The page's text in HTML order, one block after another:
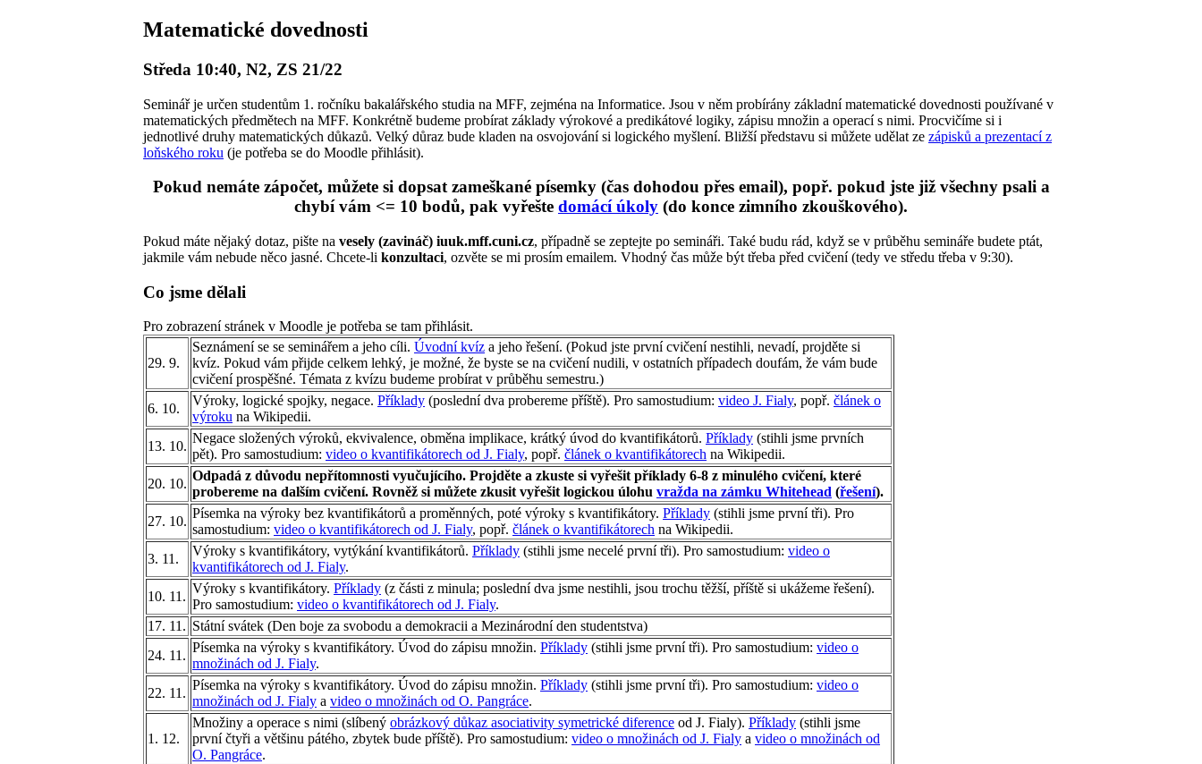
Matematické dovednosti
Středa 10:40, N2, ZS 21/22
Seminář je určen studentům 1. ročníku bakalářského studia na MFF, zejména na Informatice. Jsou v něm probírány základní matematické dovednosti používané v
matematických předmětech na MFF. Konkrétně budeme probírat základy výrokové a predikátové logiky, zápisu množin a operací s nimi. Procvičíme si i
jednotlivé druhy matematických důkazů. Velký důraz bude kladen na osvojování si logického myšlení. Bližší představu si můžete udělat ze zápisků a prezentací z
loňského roku (je potřeba se do Moodle přihlásit).
Pokud nemáte zápočet, můžete si dopsat zameškané písemky (čas dohodou přes email), popř. pokud jste již všechny psali a
chybí vám <= 10 bodů, pak vyřešte domácí úkoly (do konce zimního zkouškového).
Pokud máte nějaký dotaz, pište na vesely (zavináč) iuuk.mff.cuni.cz, případně se zeptejte po semináři. Také budu rád, když se v průběhu semináře budete ptát,
jakmile vám nebude něco jasné. Chcete-li konzultaci, ozvěte se mi prosím emailem. Vhodný čas může být třeba před cvičení (tedy ve středu třeba v 9:30).
Co jsme dělali
Pro zobrazení stránek v Moodle je potřeba se tam přihlásit.
29. 9.
Seznámení se se seminářem a jeho cíli. Úvodní kvíz a jeho řešení. (Pokud jste první cvičení nestihli, nevadí, projděte si
kvíz. Pokud vám přijde celkem lehký, je možné, že byste se na cvičení nudili, v ostatních případech doufám, že vám bude
cvičení prospěšné. Témata z kvízu budeme probírat v průběhu semestru.)
6. 10.
Výroky, logické spojky, negace. Příklady (poslední dva probereme příště). Pro samostudium: video J. Fialy, popř. článek o
výroku na Wikipedii.
13. 10.
Negace složených výroků, ekvivalence, obměna implikace, krátký úvod do kvantifikátorů. Příklady (stihli jsme prvních
pět). Pro samostudium: video o kvantifikátorech od J. Fialy, popř. článek o kvantifikátorech na Wikipedii.
20. 10.
Odpadá z důvodu nepřítomnosti vyučujícího. Projděte a zkuste si vyřešit příklady 6-8 z minulého cvičení, které
probereme na dalším cvičení. Rovněž si můžete zkusit vyřešit logickou úlohu vražda na zámku Whitehead (řešení).
27. 10.
Písemka na výroky bez kvantifikátorů a proměnných, poté výroky s kvantifikátory. Příklady (stihli jsme první tři). Pro
samostudium: video o kvantifikátorech od J. Fialy, popř. článek o kvantifikátorech na Wikipedii.
3. 11.
Výroky s kvantifikátory, vytýkání kvantifikátorů. Příklady (stihli jsme necelé první tři). Pro samostudium: video o
kvantifikátorech od J. Fialy.
10. 11.
Výroky s kvantifikátory. Příklady (z části z minula; poslední dva jsme nestihli, jsou trochu těžší, příště si ukážeme řešení).
Pro samostudium: video o kvantifikátorech od J. Fialy.
17. 11. Státní svátek (Den boje za svobodu a demokracii a Mezinárodní den studentstva)
24. 11.
Písemka na výroky s kvantifikátory. Úvod do zápisu množin. Příklady (stihli jsme první tři). Pro samostudium: video o
množinách od J. Fialy.
22. 11.
Písemka na výroky s kvantifikátory. Úvod do zápisu množin. Příklady (stihli jsme první tři). Pro samostudium: video o
množinách od J. Fialy a video o množinách od O. Pangráce.
1. 12.
Množiny a operace s nimi (slíbený obrázkový důkaz asociativity symetrické diference od J. Fialy). Příklady (stihli jsme
první čtyři a většinu pátého, zbytek bude příště). Pro samostudium: video o množinách od J. Fialy a video o množinách od
O. Pangráce.